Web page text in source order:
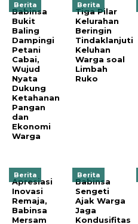
Berita
Babinsa
Bukit
Baling
Dampingi
Petani
Cabai,
Wujud
Nyata
Dukung
Ketahanan
Pangan
dan
Ekonomi
Warga
Berita
Tiga Pilar
Kelurahan
Beringin
Tindaklanjuti
Keluhan
Warga soal
Limbah
Ruko
Berita
Apresiasi
Inovasi
Remaja,
Babinsa
Mersam
Berita
Babinsa
Sengeti
Ajak Warga
Jaga
Kondusifitas